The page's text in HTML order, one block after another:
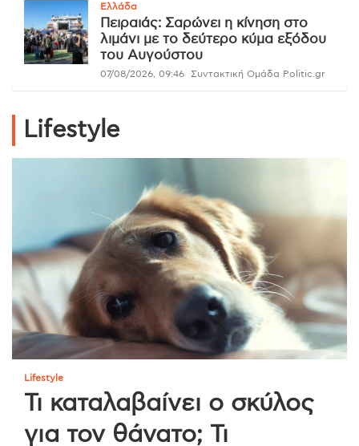
Ελλάδα
Πειραιάς: Σαρώνει η κίνηση στο
λιμάνι με το δεύτερο κύμα εξόδου
του Αυγούστου
07/08/2026, 09:46 Συντακτική Ομάδα Politic.gr
Lifestyle
Lifestyle
Τι καταλαβαίνει ο σκύλος
για τον θάνατο; Τι